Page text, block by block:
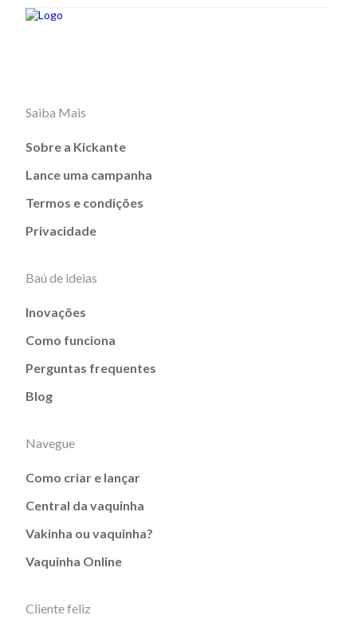
Saiba Mais
Sobre a Kickante
Lance uma campanha
Termos e condições
Privacidade
Baú de ideias
Inovações
Como funciona
Perguntas frequentes
Blog
Navegue
Como criar e lançar
Central da vaquinha
Vakinha ou vaquinha?
Vaquinha Online
Cliente feliz